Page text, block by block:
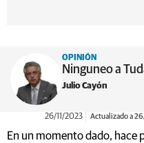
OPINIÓN
Ninguneo a
Julio Cayón
26/11/2023 Actualizado a
En un momento dado, hace